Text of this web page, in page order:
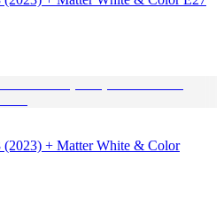
(2023) + Matter White & Color